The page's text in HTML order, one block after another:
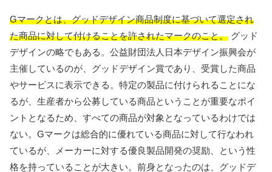
Gマークとは、グッドデザイン商品制度に基づいて選定され
た商品に対して付けることを許されたマークのこと。 グッド
デザインの略でもある。公益財団法人日本デザイン振興会が
主催しているのが、グッドデザイン賞であり、受賞した商品
やサービスに表示できる。特定の製品に付けられることにな
るが、生産者から公募している商品ということが重要なポイ
ントとなるため、すべての商品が対象となっているわけでは
ない。Gマークは総合的に優れている商品に対して行なわれ
ているが、メーカーに対する優良製品開発の奨励、という性
格を持っていることが大きい。前身となったのは、グッドデ